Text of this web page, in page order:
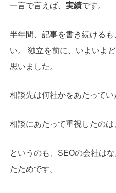
一言で言えば、 実績です。
半年間、記事を書き続ける
い。 独立を前に、いよいよ
思いました。
相談先は何社かをあたってい
相談にあたって重視したのは
というのも、SEOの会社は
たためです。